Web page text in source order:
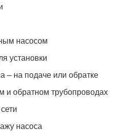
насосом
установки
– на подаче или обратке
и обратном трубопроводах
насоса